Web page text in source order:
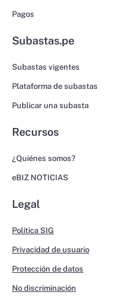
Pagos
Subastas.pe
Subastas vigentes
Plataforma de subastas
Publicar una subasta
Recursos
¿Quiénes somos?
eBIZ NOTICIAS
Legal
Política SIG
Privacidad de usuario
Protección de datos
No discriminación